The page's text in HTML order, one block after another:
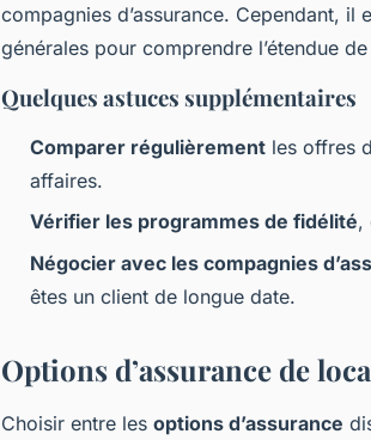
compagnies d’assurance. Cependant,
générales pour comprendre l’étendue
Quelques astuces supplémentaires
Comparer régulièrement les offres
affaires.
Vérifier les programmes de fidélité,
Négocier avec les compagnies
êtes un client de longue date.
Options d’assurance de
Choisir entre les options d’assurance